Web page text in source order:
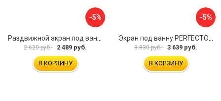
-5%
2 620 руб. 2 489 руб.
В КОРЗИНУ
-5%
3 830 руб. 3 639 руб.
В КОРЗИНУ